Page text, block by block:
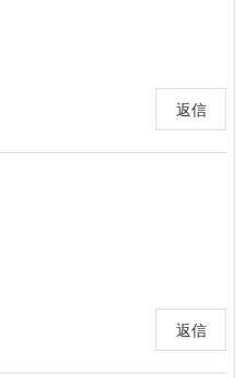
返信
返信